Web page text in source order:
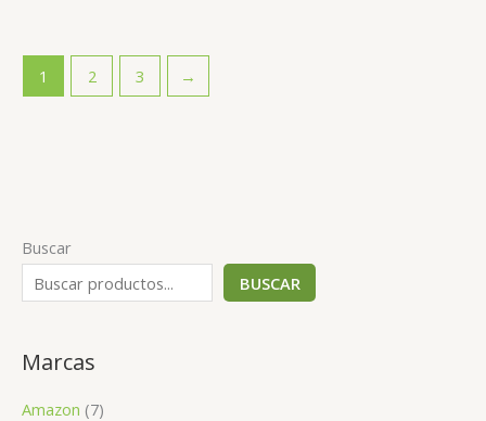
Buscar
BUSCAR
Marcas
Amazon (7)
1 2 3 →